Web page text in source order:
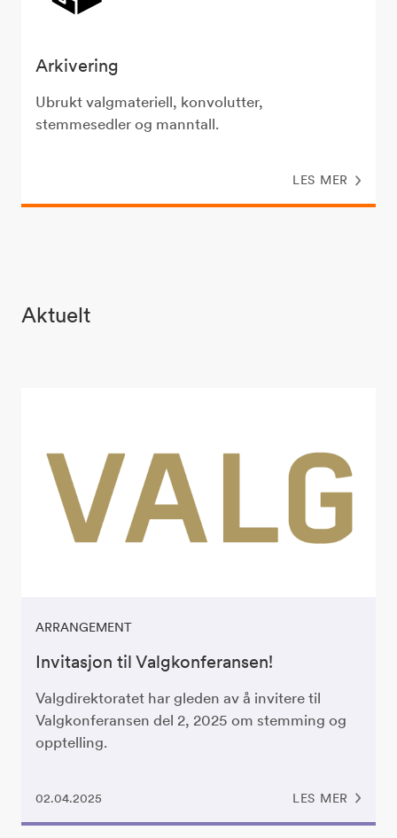
Arkivering
Ubrukt valgmateriell, konvolutter,
stemmesedler og manntall.
LES MER
Aktuelt
ARRANGEMENT
Invitasjon til Valgkonferansen!
Valgdirektoratet har gleden av å invitere til
Valgkonferansen del 2, 2025 om stemming og
opptelling.
02.04.2025 LES MER